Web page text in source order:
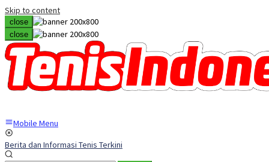
Skip to content
close
close
Mobile Menu
Berita dan Informasi Tenis Terkini